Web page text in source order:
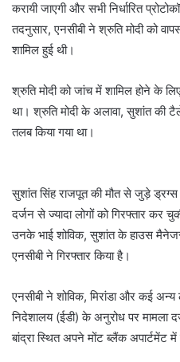
करायी जाएगी और सभी निर्धारित
तदनुसार, एनसीबी ने श्रुति मोदी को
शामिल हुई थी।
श्रुति मोदी को जांच में शामिल होने के
था। श्रुति मोदी के अलावा, सुशांत की
तलब किया गया था।
सुशांत सिंह राजपूत की मौत से जुड़े
दर्जन से ज्यादा लोगों को गिरफ्तार कर
उनके भाई शोविक, सुशांत के हाउस
एनसीबी ने गिरफ्तार किया है।
एनसीबी ने शोविक, मिरांडा और कई
निदेशालय (ईडी) के अनुरोध पर मामला
बांद्रा स्थित अपने मोंट ब्लैंक अपार्टमेंट